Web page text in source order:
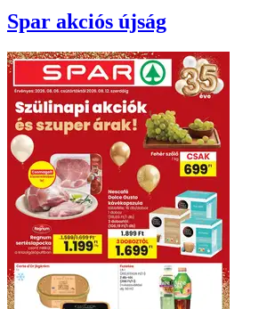
Spar akciós újság